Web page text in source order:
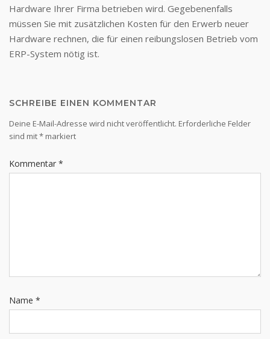
Hardware Ihrer Firma betrieben wird. Gegebenenfalls
müssen Sie mit zusätzlichen Kosten für den Erwerb neuer
Hardware rechnen, die für einen reibungslosen Betrieb vom
ERP-System nötig ist.
SCHREIBE EINEN KOMMENTAR
Deine E-Mail-Adresse wird nicht veröffentlicht. Erforderliche Felder
sind mit* markiert
Kommentar *
Name *